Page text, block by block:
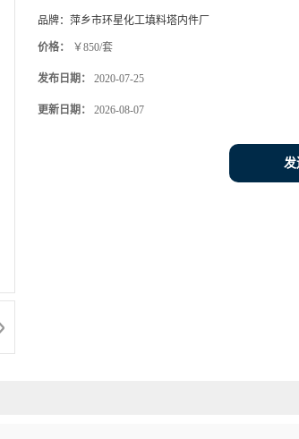
品牌： 萍乡市环星化工填料塔内件厂
价格： ￥850/套
发布日期： 2020-07-25
更新日期： 2026-08-07
发